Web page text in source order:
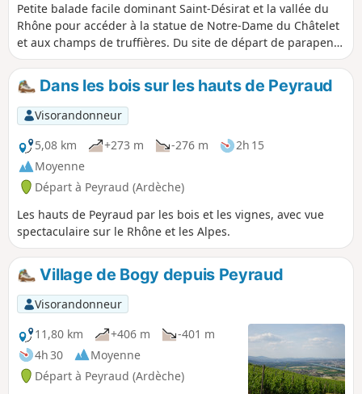
Petite balade facile dominant Saint-Désirat et la vallée du
Rhône pour accéder à la statue de Notre-Dame du Châtelet
et aux champs de truffières. Du site de départ de parapente
avec sa table d'orientation, superbe vue sur le Rhône. La
redescente s'effectue par les vignes et les vergers.
Dans les bois sur les hauts de Peyraud
Visorandonneur
5,08 km
+273 m -276 m
2h 15
Moyenne
Départ à Peyraud (Ardèche)
Les hauts de Peyraud par les bois et les vignes, avec vue
spectaculaire sur le Rhône et les Alpes.
Village de Bogy depuis Peyraud
Visorandonneur
11,80 km
+406 m
-401 m
4h 30
Moyenne
Départ à Peyraud (Ardèche)